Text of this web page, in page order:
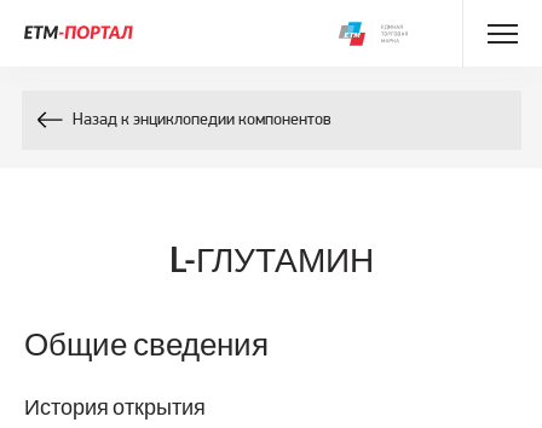
Назад к энциклопедии компонентов
L-ГЛУТАМИН
Общие сведения
История открытия